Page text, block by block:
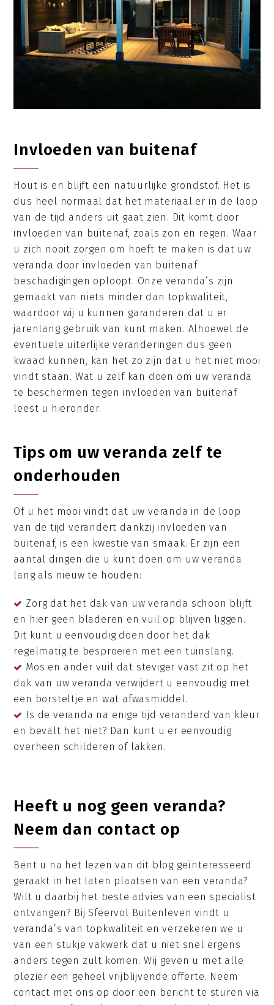
Invloeden van buitenaf
Hout is en blijft een natuurlijke grondstof. Het is
dus heel normaal dat het materiaal er in de loop
van de tijd anders uit gaat zien. Dit komt door
invloeden van buitenaf, zoals zon en regen. Waar
u zich nooit zorgen om hoeft te maken is dat uw
veranda door invloeden van buitenaf
beschadigingen oploopt. Onze veranda’s zijn
gemaakt van niets minder dan topkwaliteit,
waardoor wij u kunnen garanderen dat u er
jarenlang gebruik van kunt maken. Alhoewel de
eventuele uiterlijke veranderingen dus geen
kwaad kunnen, kan het zo zijn dat u het niet mooi
vindt staan. Wat u zelf kan doen om uw veranda
te beschermen tegen invloeden van buitenaf
leest u hieronder.
Tips om uw veranda zelf te
onderhouden
Of u het mooi vindt dat uw veranda in de loop
van de tijd verandert dankzij invloeden van
buitenaf, is een kwestie van smaak. Er zijn een
aantal dingen die u kunt doen om uw veranda
lang als nieuw te houden:
Zorg dat het dak van uw veranda schoon blijft
en hier geen bladeren en vuil op blijven liggen.
Dit kunt u eenvoudig doen door het dak
regelmatig te besproeien met een tuinslang.
Mos en ander vuil dat steviger vast zit op het
dak van uw veranda verwijdert u eenvoudig met
een borsteltje en wat afwasmiddel.
Is de veranda na enige tijd veranderd van kleur
en bevalt het niet? Dan kunt u er eenvoudig
overheen schilderen of lakken.
Heeft u nog geen veranda?
Neem dan contact op
Bent u na het lezen van dit blog geïnteresseerd
geraakt in het laten plaatsen van een veranda?
Wilt u daarbij het beste advies van een specialist
ontvangen? Bij Sfeervol Buitenleven vindt u
veranda’s van topkwaliteit en verzekeren we u
van een stukje vakwerk dat u niet snel ergens
anders tegen zult komen. Wij geven u met alle
plezier een geheel vrijblijvende offerte. Neem
contact met ons op door een bericht te sturen via